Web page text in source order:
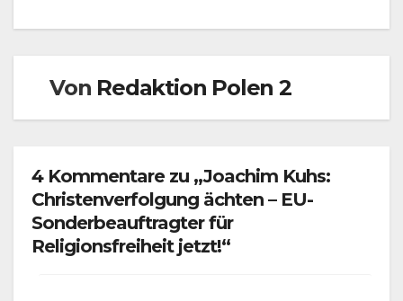
Von Redaktion Polen 2
4 Kommentare zu „Joachim Kuhs:
Christenverfolgung ächten – EU-
Sonderbeauftragter für
Religionsfreiheit jetzt!“